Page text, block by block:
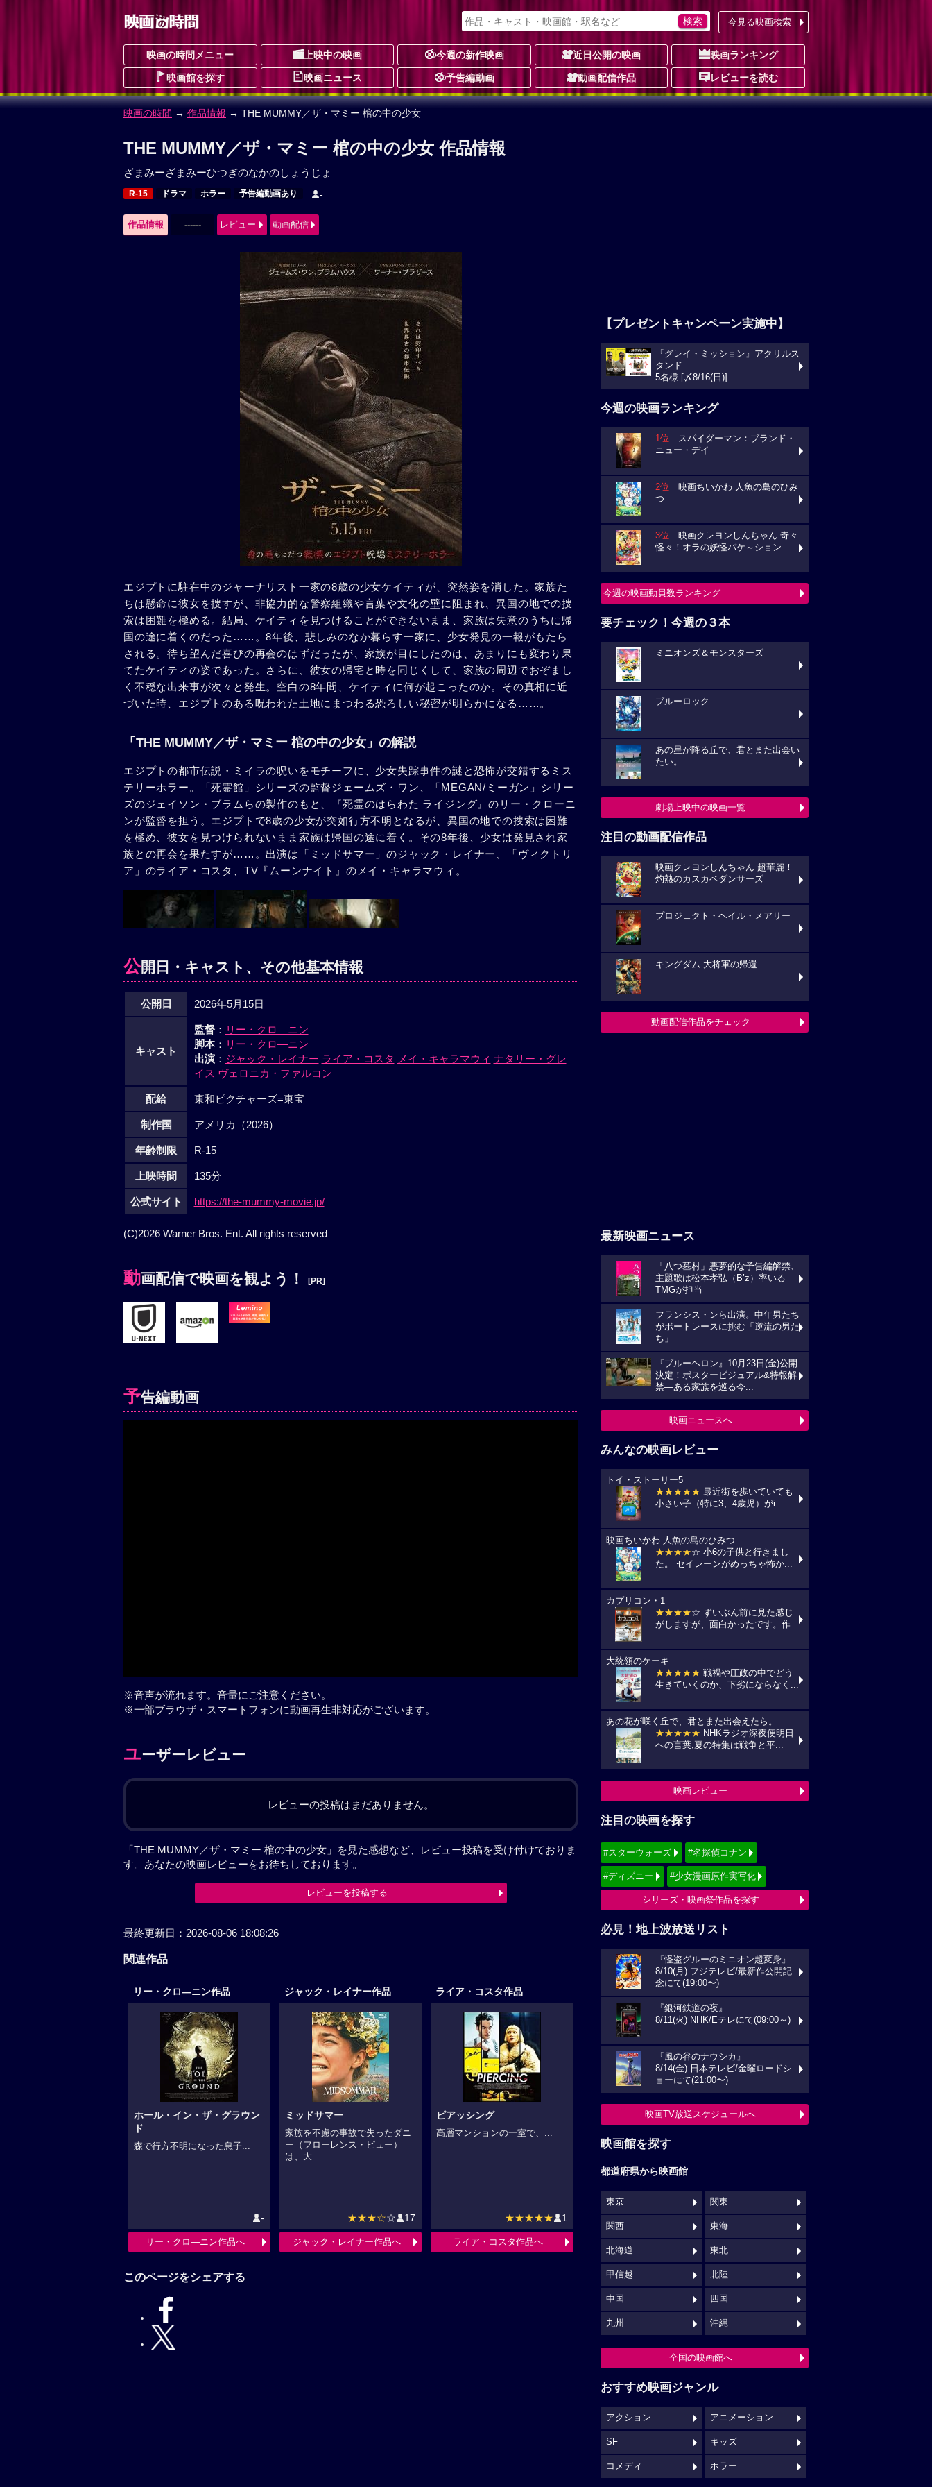
今見る映画検索
映画の時間メニュー 上映中の映画 今週の新作映画 近日公開の映画 映画ランキング
映画館を探す 映画ニュース 予告編動画 動画配信作品 レビューを読む
映画の時間 → 作品情報 → THE MUMMY／ザ・マミー 棺の中の少女
THE MUMMY／ザ・マミー 棺の中の少女 作品情報
ざまみーざまみーひつぎのなかのしょうじょ
R-15 ドラマ ホラー 予告編動画あり -
作品情報 ------ レビュー 動画配信
エジプトに駐在中のジャーナリスト一家の8歳の少女ケイティが、突然姿を消した。家族た
ちは懸命に彼女を捜すが、非協力的な警察組織や言葉や文化の壁に阻まれ、異国の地での捜
索は困難を極める。結局、ケイティを見つけることができないまま、家族は失意のうちに帰
国の途に着くのだった……。8年後、悲しみのなか暮らす一家に、少女発見の一報がもたら
される。待ち望んだ喜びの再会のはずだったが、家族が目にしたのは、あまりにも変わり果
てたケイティの姿であった。さらに、彼女の帰宅と時を同じくして、家族の周辺でおぞまし
く不穏な出来事が次々と発生。空白の8年間、ケイティに何が起こったのか。その真相に近
づいた時、エジプトのある呪われた土地にまつわる恐ろしい秘密が明らかになる……。
「THE MUMMY／ザ・マミー 棺の中の少女」の解説
エジプトの都市伝説・ミイラの呪いをモチーフに、少女失踪事件の謎と恐怖が交錯するミス
テリーホラー。「死霊館」シリーズの監督ジェームズ・ワン、「MEGAN/ミーガン」シリー
ズのジェイソン・ブラムらの製作のもと、『死霊のはらわた ライジング』のリー・クローニ
ンが監督を担う。エジプトで8歳の少女が突如行方不明となるが、異国の地での捜索は困難
を極め、彼女を見つけられないまま家族は帰国の途に着く。その8年後、少女は発見され家
族との再会を果たすが……。出演は「ミッドサマー」のジャック・レイナー、「ヴィクトリ
ア」のライア・コスタ、TV『ムーンナイト』のメイ・キャラマウィ。
公開日・キャスト、その他基本情報
公開日 2026年5月15日
キャスト
監督：リー・クロ―ニン
脚本：リー・クロ―ニン
出演：ジャック・レイナー ライア・コスタ メイ・キャラマウィ ナタリー・グレ
イス ヴェロニカ・ファルコン
配給 東和ピクチャーズ=東宝
制作国 アメリカ（2026）
年齢制限 R-15
上映時間 135分
公式サイト https://the-mummy-movie.jp/
(C)2026 Warner Bros. Ent. All rights reserved
動画配信で映画を観よう！ [PR]
予告編動画
※音声が流れます。音量にご注意ください。
※一部ブラウザ・スマートフォンに動画再生非対応がございます。
ユーザーレビュー
レビューの投稿はまだありません。
「THE MUMMY／ザ・マミー 棺の中の少女」を見た感想など、レビュー投稿を受け付けておりま
す。あなたの映画レビューをお待ちしております。
レビューを投稿する
関連作品
リー・クロ―ニン作品
ホール・イン・ザ・グラウン
ド
森で行方不明になった息子...
-
リー・クロ―ニン作品へ
ジャック・レイナー作品
ミッドサマー
家族を不慮の事故で失ったダニ
ー（フローレンス・ピュー）
は、大...
★★★☆☆ 17
ジャック・レイナー作品へ
ライア・コスタ作品
ピアッシング
高層マンションの一室で、...
★★★★★ 1
ライア・コスタ作品へ
このページをシェアする
【プレゼントキャンペーン実施中】
『グレイ・ミッション』アクリルス
タンド
5名様 [〆8/16(日)]
今週の映画ランキング
1位 スパイダーマン：ブランド・
ニュー・デイ
2位 映画ちいかわ 人魚の島のひみ
つ
3位 映画クレヨンしんちゃん 奇々
怪々！オラの妖怪バケ～ション
今週の映画動員数ランキング
要チェック！今週の３本
ミニオンズ＆モンスターズ
ブルーロック
あの星が降る丘で、君とまた出会い
たい。
劇場上映中の映画一覧
注目の動画配信作品
映画クレヨンしんちゃん 超華麗！
灼熱のカスカベダンサーズ
プロジェクト・ヘイル・メアリー
キングダム 大将軍の帰還
動画配信作品をチェック
最新映画ニュース
「八つ墓村」悪夢的な予告編解禁、
主題歌は松本孝弘（B’z）率いる
TMGが担当
フランシス・ンら出演。中年男たち
がボートレースに挑む「逆流の男た
ち」
『ブルーヘロン』10月23日(金)公開
決定！ポスタービジュアル&特報解
禁―ある家族を巡る今...
映画ニュースへ
みんなの映画レビュー
トイ・ストーリー5
★★★★★ 最近街を歩いていても
小さい子（特に3、4歳児）がi...
映画ちいかわ 人魚の島のひみつ
★★★★☆ 小6の子供と行きまし
た。 セイレーンがめっちゃ怖か...
カプリコン・1
★★★★☆ ずいぶん前に見た感じ
がしますが、面白かったです。作...
大統領のケーキ
★★★★★ 戦禍や圧政の中でどう
生きていくのか、下劣にならなく...
あの花が咲く丘で、君とまた出会えたら。
★★★★★ NHKラジオ深夜便明日
への言葉,夏の特集は戦争と平...
映画レビュー
注目の映画を探す
#スターウォーズ #名探偵コナン
#ディズニー #少女漫画原作実写化
シリーズ・映画祭作品を探す
必見！地上波放送リスト
『怪盗グルーのミニオン超変身』
8/10(月) フジテレビ/最新作公開記
念にて(19:00〜)
『銀河鉄道の夜』
8/11(火) NHK/Eテレにて(09:00～)
『風の谷のナウシカ』
8/14(金) 日本テレビ/金曜ロードシ
ョーにて(21:00〜)
映画TV放送スケジュールへ
映画館を探す
都道府県から映画館
東京 関東
関西 東海
北海道 東北
甲信越 北陸
中国 四国
九州 沖縄
全国の映画館へ
おすすめ映画ジャンル
アクション アニメーション
SF キッズ
コメディ ホラー